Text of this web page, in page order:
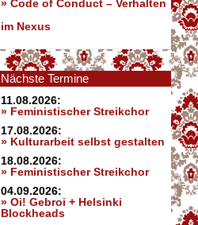
» Code of Conduct – Verhalten
im Nexus
Nächste Termine
11.08.2026:
» Feministischer Streikchor
17.08.2026:
» Kulturarbeit selbst gestalten
18.08.2026:
» Feministischer Streikchor
04.09.2026:
» Oi! Gebroi + Helsinki
Blockheads